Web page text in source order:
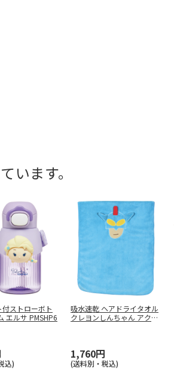
います。
ストローボト
エルサ PMSHP6
込)
吸水速乾 ヘアドライタオル
クレヨンしんちゃん アクシ
1,760円
(送料別・税込)